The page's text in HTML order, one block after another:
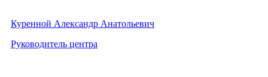
Куренной Александр Анатольевич
Руководитель центра